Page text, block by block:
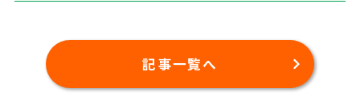
記事一覧へ